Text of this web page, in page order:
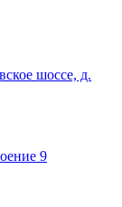
шоссе, д.
9